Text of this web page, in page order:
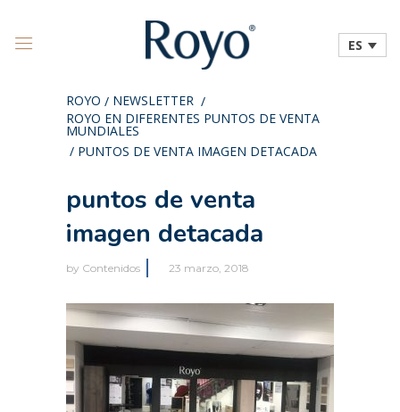
ES
ROYO / NEWSLETTER /
ROYO EN DIFERENTES PUNTOS DE VENTA
MUNDIALES
/ PUNTOS DE VENTA IMAGEN DETACADA
puntos de venta
imagen detacada
by Contenidos 23 marzo, 2018